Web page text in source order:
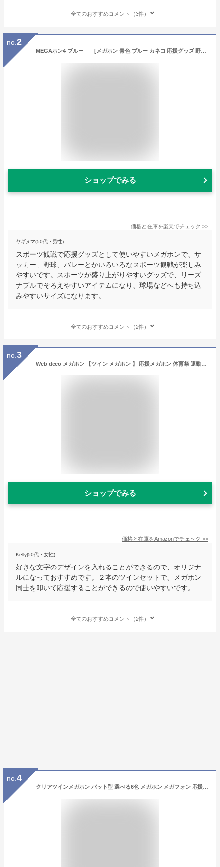
全てのおすすめコメント（3件）
no. 2
MEGAホン4 ブルー [メガホン 青色 ブルー カネコ 応援グッズ 野球 サッカー バレー スポーツ大会 スポーツ観戦 イベント 大声 お祭り 試合]【K-9502_104225】
ショップでみる
価格と在庫を楽天でチェック >>
ヤギヌマ(50代・男性)
スポーツ観戦で応援グッズとして使いやすいメガホンで、サ
ッカー、野球、バレーとかいろいろなスポーツ観戦が楽しみ
やすいです。スポーツが盛り上がりやすいグッズで、リーズ
ナブルでそろえやすいアイテムになり、球場などへも持ち込
みやすいサイズになります。
全てのおすすめコメント（2件）
no. 3
Web deco メガホン 【ツイン メガホン 】 応援メガホン 体育祭 運動会 スポーツ 観戦グッズ 応援グッズ 大会 野球 メガホン 名入れ 自作 オーダーメイド 誕生日 プレゼント
ショップでみる
価格と在庫をAmazonでチェック >>
Kelly(50代・女性)
好きな文字のデザインを入れることができるので、オリジナ
ルになっておすすめです。２本のツインセットで、メガホン
同士を叩いて応援することができるので使いやすいです。
全てのおすすめコメント（2件）
no. 4
クリアツインメガホン バット型 選べる6色 メガホン メガフォン 応援メガホン 鳴り物 音 応援グッズ 高校 バスケットボール インターハイ 高校サッカー 体育祭 運動会 スポーツ少年団 甲子園 選挙 応援 スポーツ 大会 予選 本戦 観戦